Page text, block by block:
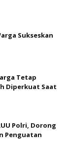
Sukseskan
Tetap
Diperkuat Saat
Polri, Dorong
Penguatan